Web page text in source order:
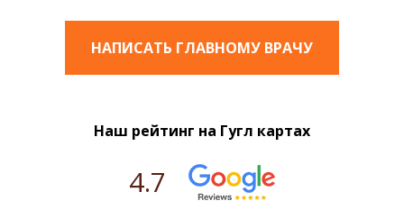
НАПИСАТЬ ГЛАВНОМУ ВРАЧУ
Наш рейтинг на Гугл картах
4.7